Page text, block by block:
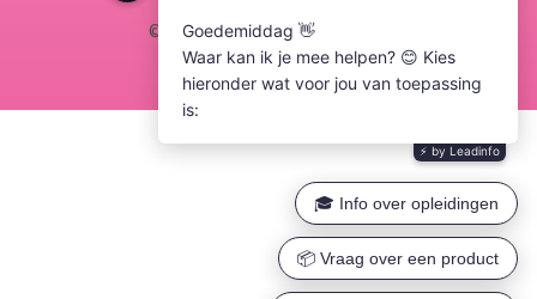
© Copyright 2026 Roxenne Nails